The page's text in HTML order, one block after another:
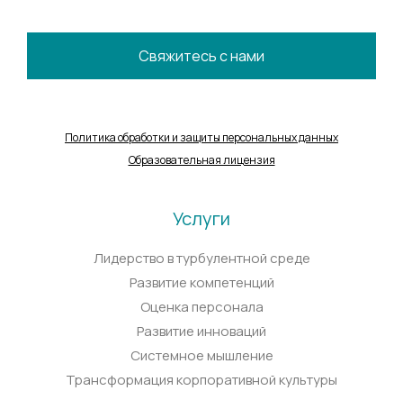
Свяжитесь с нами
Политика обработки и защиты персональных данных
Образовательная лицензия
Услуги
Лидерство в турбулентной среде
Развитие компетенций
Оценка персонала
Развитие инноваций
Системное мышление
Трансформация корпоративной культуры